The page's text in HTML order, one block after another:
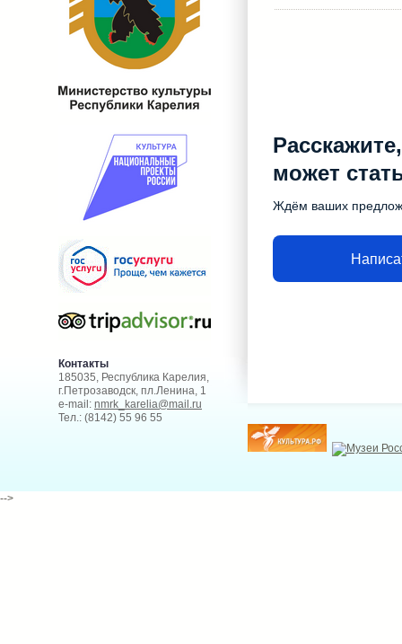
может
Ждём ваших
Контакты
185035, Республика Карелия,
г.Петрозаводск, пл.Ленина, 1
e-mail: nmrk_karelia@mail.ru
Тел.: (8142) 55 96 55
-->